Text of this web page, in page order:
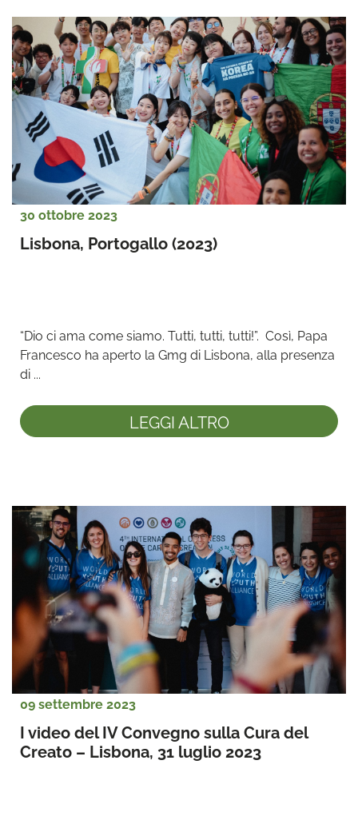
30 ottobre 2023
Lisbona, Portogallo (2023)
“Dio ci ama come siamo. Tutti, tutti, tutti!”.  Così, Papa
Francesco ha aperto la Gmg di Lisbona, alla presenza
di ...
LEGGI ALTRO
09 settembre 2023
I video del IV Convegno sulla Cura del
Creato – Lisbona, 31 luglio 2023